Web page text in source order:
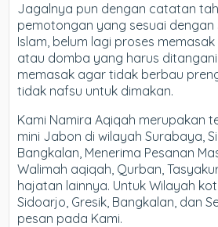
Jagalnya pun dengan catatan
pemotongan yang sesuai
Islam, belum lagi proses
atau domba yang harus
memasak agar tidak berbau
tidak nafsu untuk dimakan.
Kami Namira Aqiqah merupakan
mini Jabon di wilayah Surabaya,
Bangkalan, Menerima Pesanan
Walimah aqiqah, Qurban,
hajatan lainnya. Untuk Wilayah
Sidoarjo, Gresik, Bangkalan, dan
pesan pada Kami.